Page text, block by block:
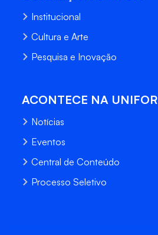
Institucional
Cultura e Arte
Pesquisa e Inovação
ACONTECE NA UNIFOR
Notícias
Eventos
Central de Conteúdo
Processo Seletivo